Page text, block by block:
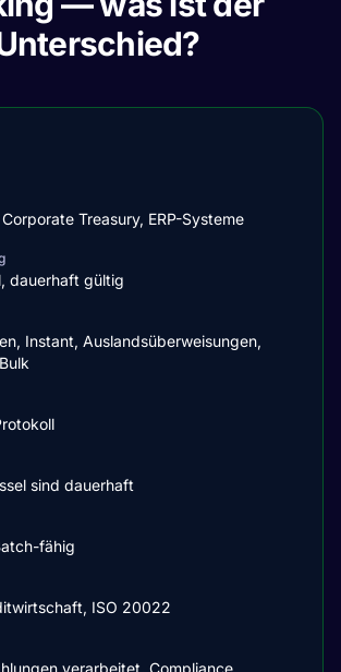
Treasury, ERP-Systeme
dauerhaft gültig
Instant, Auslandsüberweisungen,
sind dauerhaft
fähig
ISO 20022
verarbeitet, Compliance